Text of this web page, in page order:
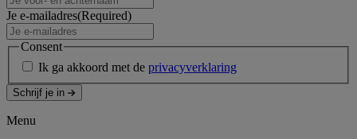
Je e-mailadres(Required)
Consent
Ik ga akkoord met de privacyverklaring
Schrijf je in
Menu